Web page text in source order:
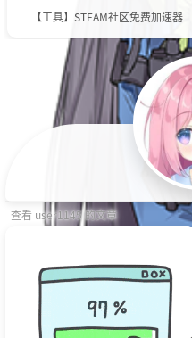
【工具】STEAM社区免费加速器
查看 user1145 的文章